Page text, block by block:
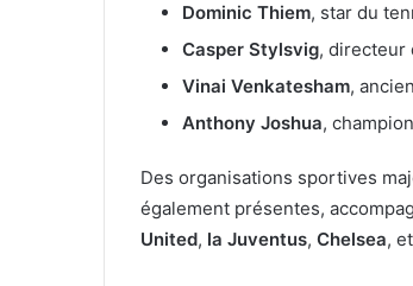
Dominic Thiem, star du
Casper Stylsvig, directeur
Vinai Venkatesham,
Anthony Joshua,
Des organisations sportives
également présentes,
United, la Juventus, Chelsea, et